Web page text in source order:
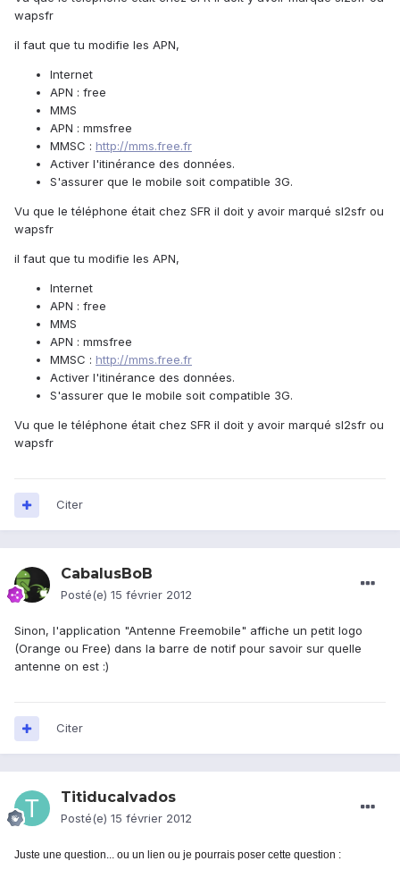
wapsfr
il faut que tu modifie les APN,
Internet
APN : free
MMS
APN : mmsfree
MMSC : http://mms.free.fr
Activer l'itinérance des données.
S'assurer que le mobile soit compatible 3G.
Vu que le téléphone était chez SFR il doit y avoir marqué sl2sfr ou
wapsfr
il faut que tu modifie les APN,
Internet
APN : free
MMS
APN : mmsfree
MMSC : http://mms.free.fr
Activer l'itinérance des données.
S'assurer que le mobile soit compatible 3G.
Vu que le téléphone était chez SFR il doit y avoir marqué sl2sfr ou
wapsfr
Citer
CabalusBoB
Posté(e) 15 février 2012
Sinon, l'application "Antenne Freemobile" affiche un petit logo
(Orange ou Free) dans la barre de notif pour savoir sur quelle
antenne on est :)
Citer
Titiducalvados
Posté(e) 15 février 2012
Juste une question... ou un lien ou je pourrais poser cette question :